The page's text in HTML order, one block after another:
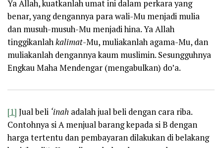
Ya Allah, kuatkanlah umat ini dalam perkara yang
benar, yang dengannya para wali-Mu menjadi mulia
dan musuh-musuh-Mu menjadi hina. Ya Allah
tinggikanlahkalimat-Mu, muliakanlah agama-Mu, dan
muliakanlah dengannya kaum muslimin. Sesungguhnya
Engkau Maha Mendengar (mengabulkan) do’a.
[1] Jual beli ‘inah adalah jual beli dengan cara riba.
Contohnya si A menjual barang kepada si B dengan
harga tertentu dan pembayaran dilakukan di belakang